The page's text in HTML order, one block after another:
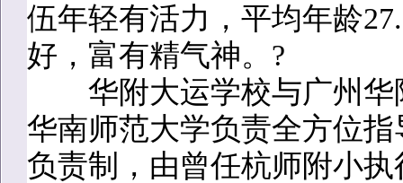
伍年轻有活力，平均年龄
好，富有精气神。?
华附大运学校与广州华
华南师范大学负责全方位
负责制，由曾任杭师附小